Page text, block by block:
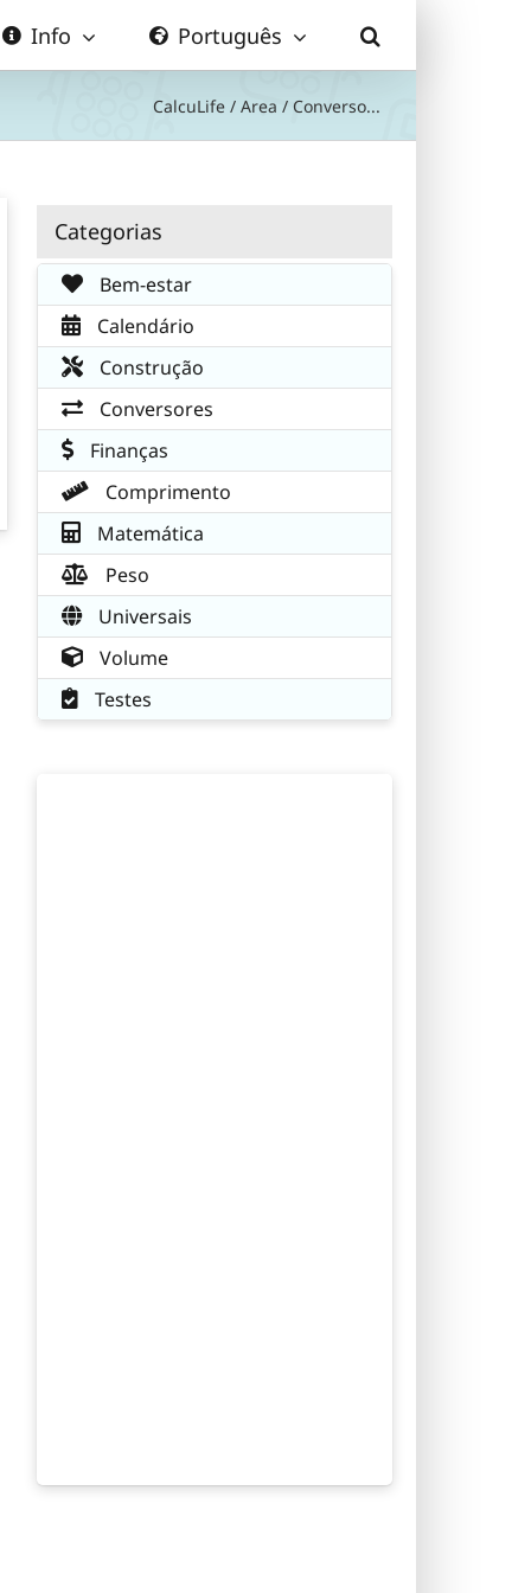
Info Português
CalcuLife / Area / Converso...
Categorias
Bem-estar
Calendário
Construção
Conversores
Finanças
Comprimento
Matemática
Peso
Universais
Volume
Testes